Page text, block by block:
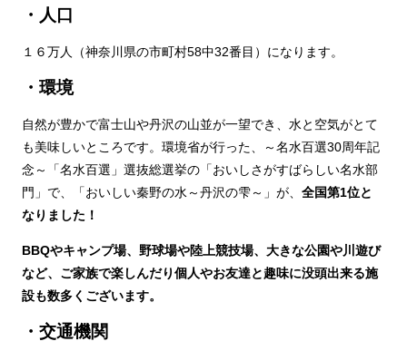
・人口
１６万人（神奈川県の市町村58中32番目）になります。
・環境
自然が豊かで富士山や丹沢の山並が一望でき、水と空気がとて
も美味しいところです。環境省が行った、～名水百選30周年記
念～「名水百選」選抜総選挙の「おいしさがすばらしい名水部
門」で、「おいしい秦野の水～丹沢の雫～」が、全国第1位と
なりました！
BBQやキャンプ場、野球場や陸上競技場、大きな公園や川遊び
など、ご家族で楽しんだり個人やお友達と趣味に没頭出来る施
設も数多くございます。
・交通機関